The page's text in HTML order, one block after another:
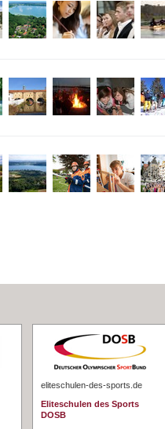
eliteschulen-des-sports.de
Eliteschulen des Sports
DOSB